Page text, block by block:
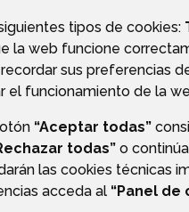
tipos de cookies:
la web funcione
sus preferencias
el funcionamiento de la
“Aceptar todas”
todas” o
las cookies técnicas
acceda al “Panel de